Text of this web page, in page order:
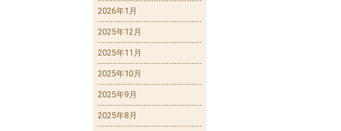
2026年1月
2025年12月
2025年11月
2025年10月
2025年9月
2025年8月